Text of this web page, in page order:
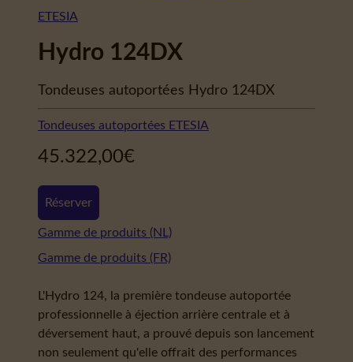
ETESIA
Hydro 124DX
Tondeuses autoportées Hydro 124DX
Tondeuses autoportées ETESIA
45.322,00€
Réserver
Gamme de produits (NL)
Gamme de produits (FR)
L'Hydro 124, la première tondeuse autoportée
professionnelle à éjection arrière centrale et à
déversement haut, a prouvé depuis son lancement
non seulement qu'elle offrait des performances